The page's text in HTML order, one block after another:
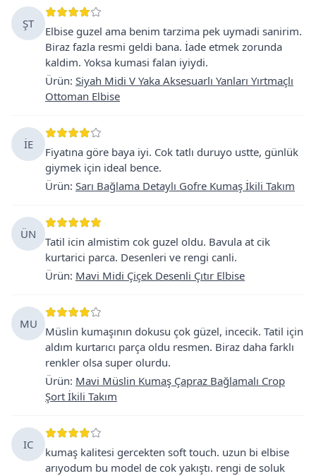
ŞT
Elbise guzel ama benim tarzima pek uymadi sanirim.
Biraz fazla resmi geldi bana. İade etmek zorunda
kaldim. Yoksa kumasi falan iyiydi.
Ürün: Siyah Midi V Yaka Aksesuarlı Yanları Yırtmaçlı
Ottoman Elbise
İE
Fiyatına göre baya iyi. Cok tatlı duruyo ustte, günlük
giymek için ideal bence.
Ürün: Sarı Bağlama Detaylı Gofre Kumaş İkili Takım
ÜN
Tatil icin almistim cok guzel oldu. Bavula at cik
kurtarici parca. Desenleri ve rengi canli.
Ürün: Mavi Midi Çiçek Desenli Çıtır Elbise
MU
Müslin kumaşının dokusu çok güzel, incecik. Tatil için
aldım kurtarıcı parça oldu resmen. Biraz daha farklı
renkler olsa super olurdu.
Ürün: Mavi Müslin Kumaş Çapraz Bağlamalı Crop
Şort İkili Takım
IC
kumaş kalitesi gercekten soft touch. uzun bi elbise
arıyodum bu model de cok yakıştı. rengi de soluk